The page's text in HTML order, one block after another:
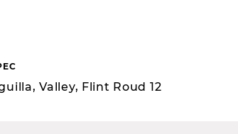
Valley, Flint Roud 12